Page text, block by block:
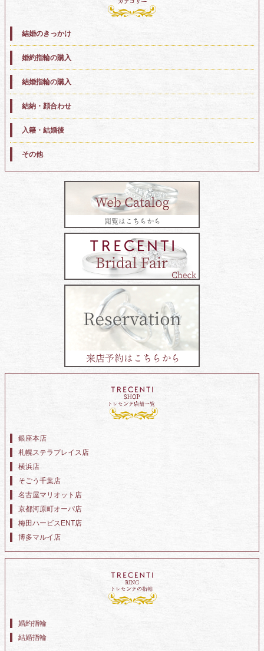
結婚のきっかけ
婚約指輪の購入
結婚指輪の購入
結納・顔合わせ
入籍・結婚後
その他
銀座本店
札幌ステラプレイス店
横浜店
そごう千葉店
名古屋マリオット店
京都河原町オーパ店
梅田ハービスENT店
博多マルイ店
婚約指輪
結婚指輪